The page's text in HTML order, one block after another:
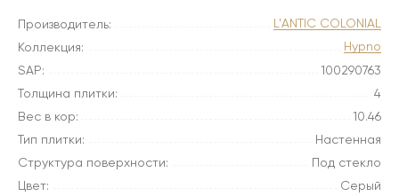
Производитель:
L'ANTIC COLONIAL
Коллекция:
Hypno
SAP:
100290763
Толщина плитки:
4
Вес в кор:
10.46
Тип плитки:
Настенная
Структура поверхности:
Под стекло
Цвет:
Серый